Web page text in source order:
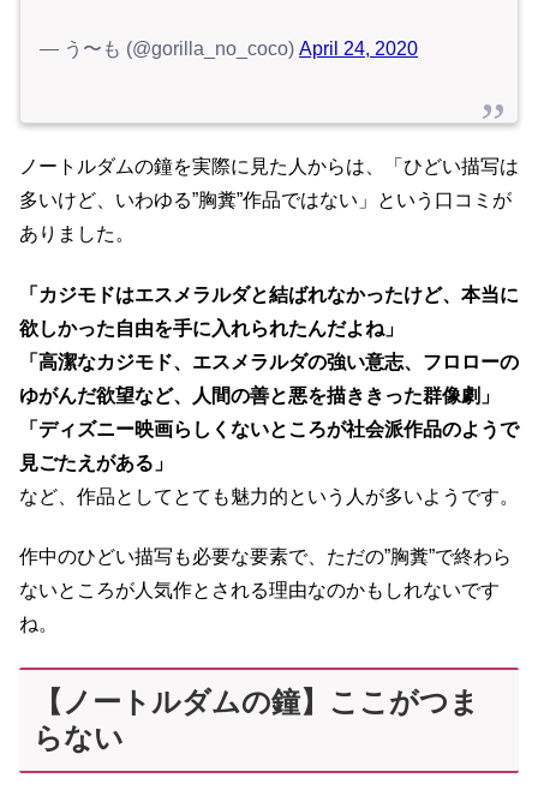
— う〜も (@gorilla_no_coco) April 24, 2020
ノートルダムの鐘を実際に見た人からは、「ひどい描写は
多いけど、いわゆる”胸糞”作品ではない」という口コミが
ありました。
「カジモドはエスメラルダと結ばれなかったけど、本当に
欲しかった自由を手に入れられたんだよね」
「高潔なカジモド、エスメラルダの強い意志、フロローの
ゆがんだ欲望など、人間の善と悪を描ききった群像劇」
「ディズニー映画らしくないところが社会派作品のようで
見ごたえがある」
など、作品としてとても魅力的という人が多いようです。
作中のひどい描写も必要な要素で、ただの”胸糞”で終わら
ないところが人気作とされる理由なのかもしれないです
ね。
【ノートルダムの鐘】ここがつま
らない